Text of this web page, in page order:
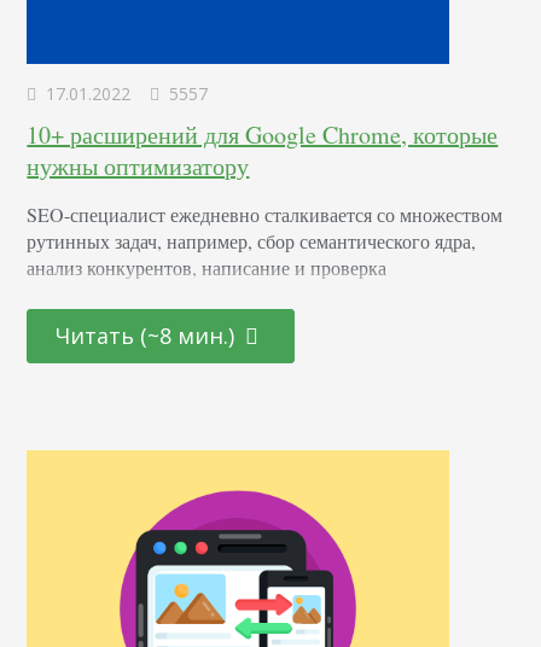
17.01.2022 5557
10+ расширений для Google Chrome, которые
нужны оптимизатору
SEO-специалист ежедневно сталкивается со множеством
рутинных задач, например, сбор семантического ядра,
анализ конкурентов, написание и проверка
Выполнение этих и других операций можно облегчить с
помощью плагинов для Google Chrome. Это не только
Расширения на Google Chrome для…
Читать (~8 мин.)